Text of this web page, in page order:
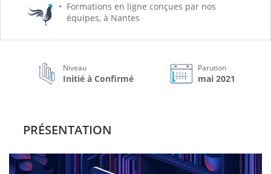
Formations en ligne conçues par nos
équipes, à Nantes
Niveau
Initié à Confirmé
Parution
mai 2021
PRÉSENTATION